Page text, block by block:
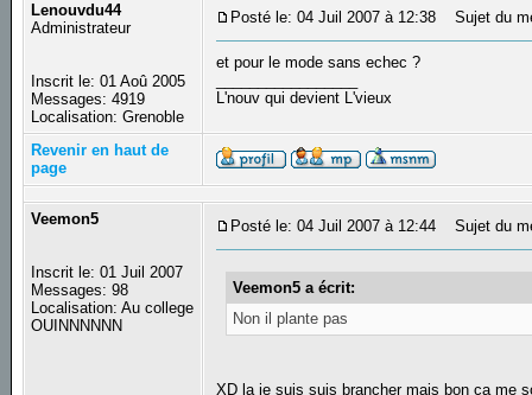
Lenouvdu44
Administrateur
Inscrit le: 01 Aoû 2005
Messages: 4919
Localisation: Grenoble
Posté le: 04 Juil 2007 à 12:38 Sujet du
et pour le mode sans echec ?
L'nouv qui devient L'vieux
Revenir en haut de
page
Veemon5
Inscrit le: 01 Juil 2007
Messages: 98
Localisation: Au college
OUINNNNNN
Posté le: 04 Juil 2007 à 12:44 Sujet du
Veemon5 a écrit:
Non il plante pas
XD la je suis suis brancher mais bon ca me